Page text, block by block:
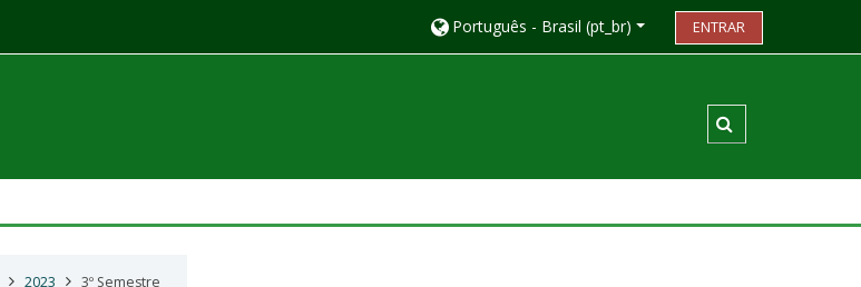
Português - Brasil ‎(pt_br)‎ ENTRAR
2023 3º Semestre